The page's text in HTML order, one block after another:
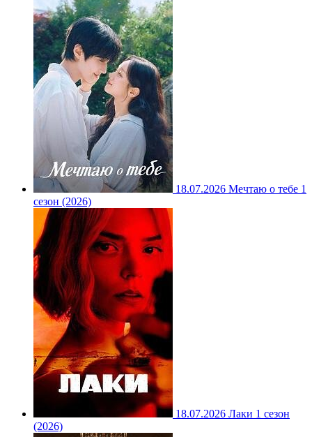
18.07.2026 Мечтаю о тебе 1
сезон (2026)
18.07.2026 Лаки 1 сезон
(2026)